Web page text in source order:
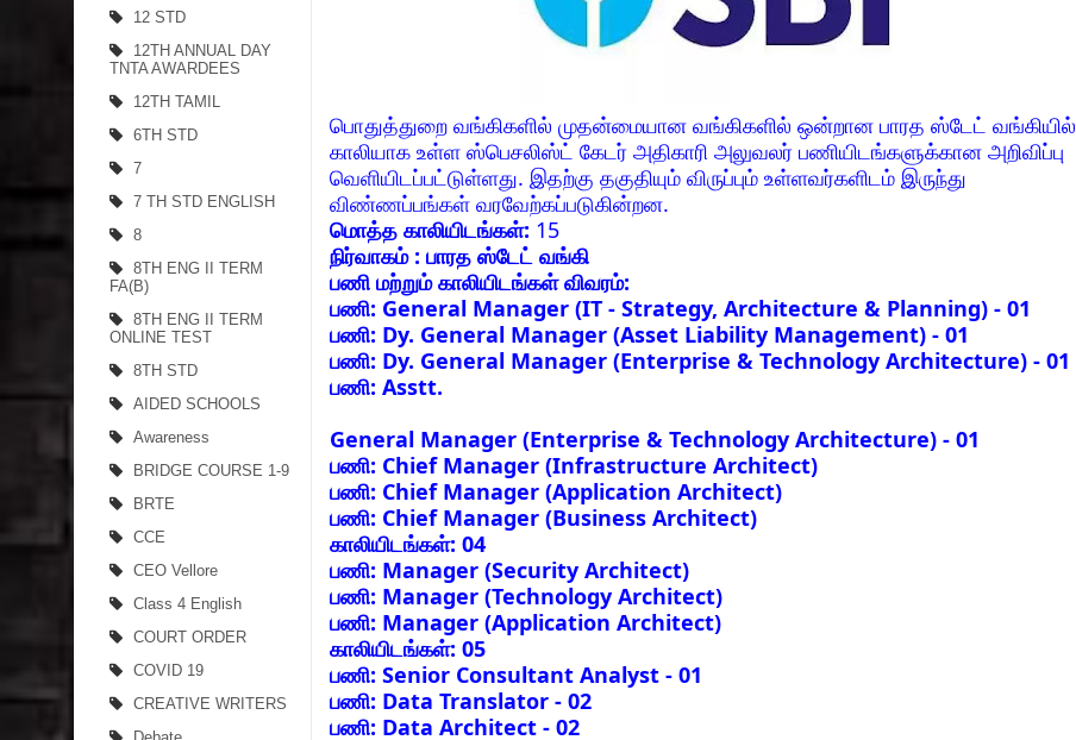
12 STD
12TH ANNUAL DAY
TNTA AWARDEES
12TH TAMIL
6TH STD
7
7 TH STD ENGLISH
8
8TH ENG II TERM
FA(B)
8TH ENG II TERM
ONLINE TEST
8TH STD
AIDED SCHOOLS
Awareness
BRIDGE COURSE 1-9
BRTE
CCE
CEO Vellore
Class 4 English
COURT ORDER
COVID 19
CREATIVE WRITERS
பொதுத்துறை வங்கிகளில் முதன்மையான வங்கிகளில் ஒன்றான பாரத ஸ்டேட் வங்கியில்
காலியாக உள்ள ஸ்பெசலிஸ்ட் கேடர் அதிகாரி அலுவலர் பணியிடங்களுக்கான அறிவிப்பு
வெளியிடப்பட்டுள்ளது. இதற்கு தகுதியும் விருப்பும் உள்ளவர்களிடம் இருந்து
விண்ணப்பங்கள் வரவேற்கப்படுகின்றன.
மொத்த காலியிடங்கள்: 15
நிர்வாகம் : பாரத ஸ்டேட் வங்கி
பணி மற்றும் காலியிடங்கள் விவரம்:
பணி: General Manager (IT - Strategy, Architecture & Planning) - 01
பணி: Dy. General Manager (Asset Liability Management) - 01
பணி: Dy. General Manager (Enterprise & Technology Architecture) - 01
பணி: Asstt.
General Manager (Enterprise & Technology Architecture) - 01
பணி: Chief Manager (Infrastructure Architect)
பணி: Chief Manager (Application Architect)
பணி: Chief Manager (Business Architect)
காலியிடங்கள்: 04
பணி: Manager (Security Architect)
பணி: Manager (Technology Architect)
பணி: Manager (Application Architect)
காலியிடங்கள்: 05
பணி: Senior Consultant Analyst - 01
பணி: Data Translator - 02
பணி: Data Architect - 02